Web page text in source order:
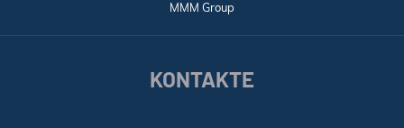
MMM Group
KONTAKTE